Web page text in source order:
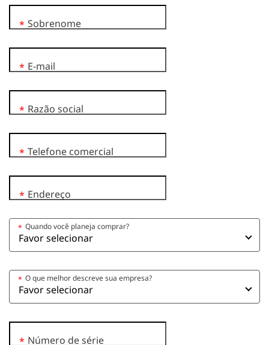
Sobrenome
*
E-mail
*
Razão social
*
Telefone comercial
*
Endereço
*
Quando você planeja comprar?
*
O que melhor descreve sua empresa?
*
Número de série
*